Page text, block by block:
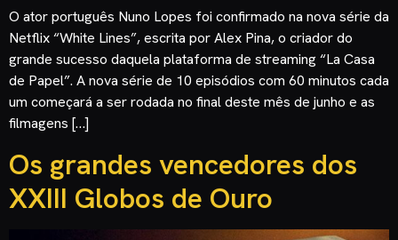
O ator português Nuno Lopes foi confirmado na nova série da
Netflix “White Lines”, escrita por Alex Pina, o criador do
grande sucesso daquela plataforma de streaming “La Casa
de Papel”. A nova série de 10 episódios com 60 minutos cada
um começará a ser rodada no final deste mês de junho e as
filmagens […]
Os grandes vencedores dos
XXIII Globos de Ouro